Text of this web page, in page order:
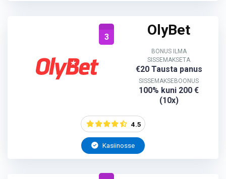
3 OlyBet
BONUS ILMA
SISSEMAKSETA
€20 Tausta panus
SISSEMAKSEBOONUS
100% kuni 200 €
(10x)
4.5
Kasiinosse